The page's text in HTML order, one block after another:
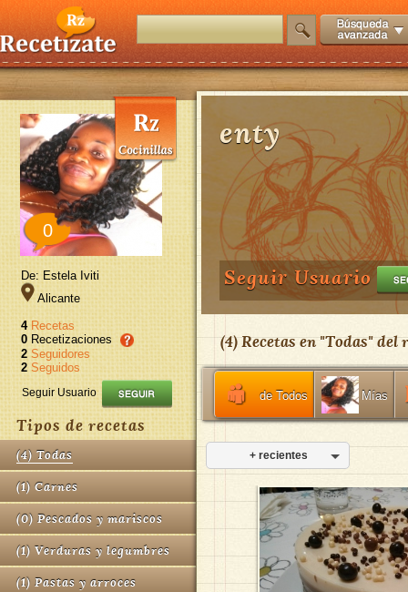
0
De: Estela Iviti
Alicante
4 Recetas
0 Recetizaciones
2 Seguidores
2 Seguidos
Seguir Usuario
Tipos de recetas
(4) Todas
(1) Carnes
(0) Pescados y mariscos
(1) Verduras y legumbres
(1) Pastas y arroces
enty
Seguir Usuario
(4) Recetas en "Todas" del
de Todos Mías
+ recientes